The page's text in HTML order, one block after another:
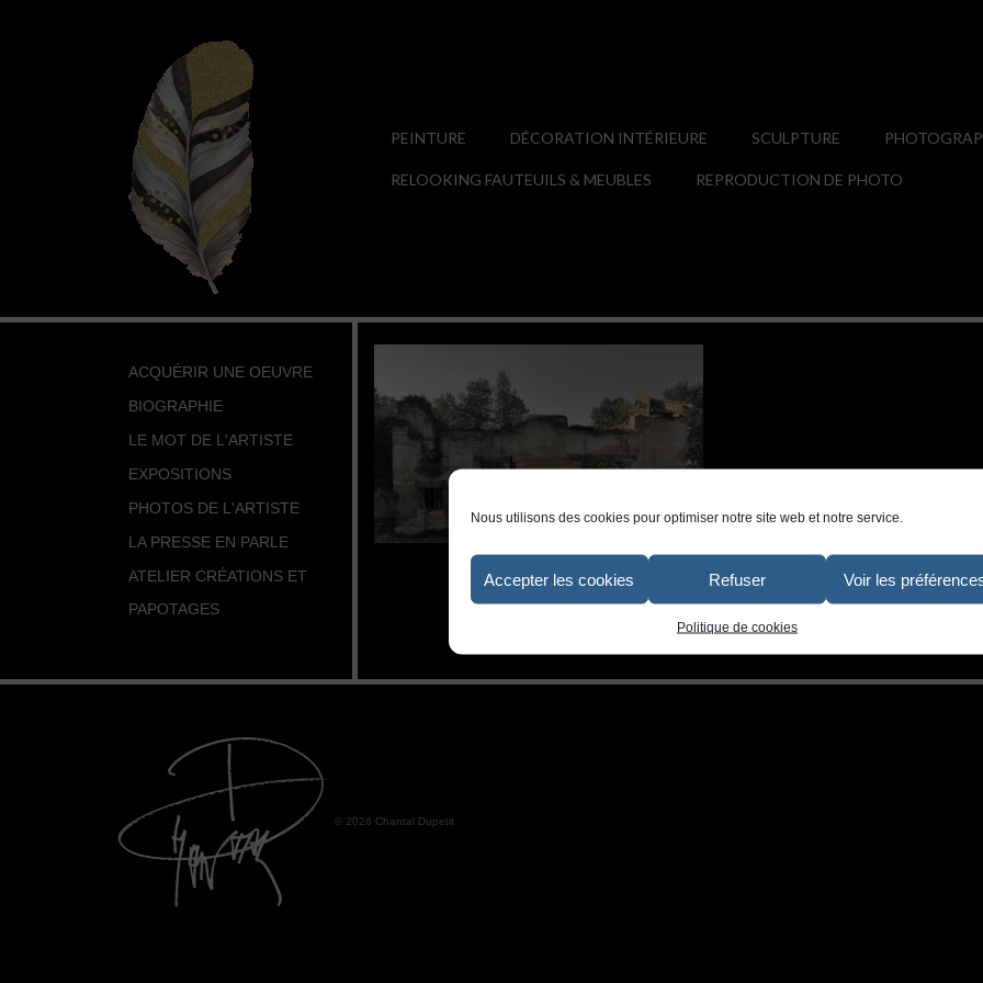
Nous utilisons des cookies pour optimiser notre site web et notre service.
Accepter les cookies Refuser Voir les
Politique de cookies
PEINTURE DÉCORATION INTÉRIEURE SCULPTURE
RELOOKING FAUTEUILS & MEUBLES REPRODUCTION DE PHOTO
ACQUÉRIR UNE OEUVRE
BIOGRAPHIE
LE MOT DE L'ARTISTE
EXPOSITIONS
PHOTOS DE L'ARTISTE
LA PRESSE EN PARLE
ATELIER CRÉATIONS ET
PAPOTAGES
© 2026 Chantal Dupetit